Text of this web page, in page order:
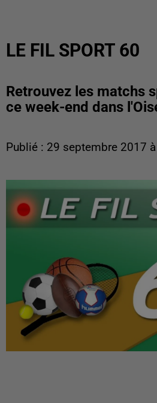
LE FIL SPORT 60
Retrouvez les matchs
ce week-end dans
Publié : 29 septembre 2017